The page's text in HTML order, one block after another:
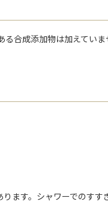
合成添加物は加えていま
ます。シャワーでのす